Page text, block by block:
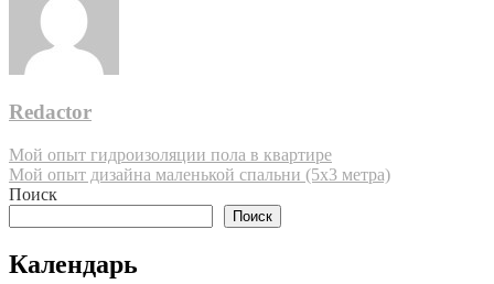
Redactor
Навигация
по
Мой опыт гидроизоляции пола в квартире
Мой опыт дизайна маленькой спальни (5х3 метра)
Поиск
Поиск
Календарь